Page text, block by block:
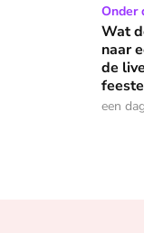
Wat doen we in
Onder
Wat
naar
de
een